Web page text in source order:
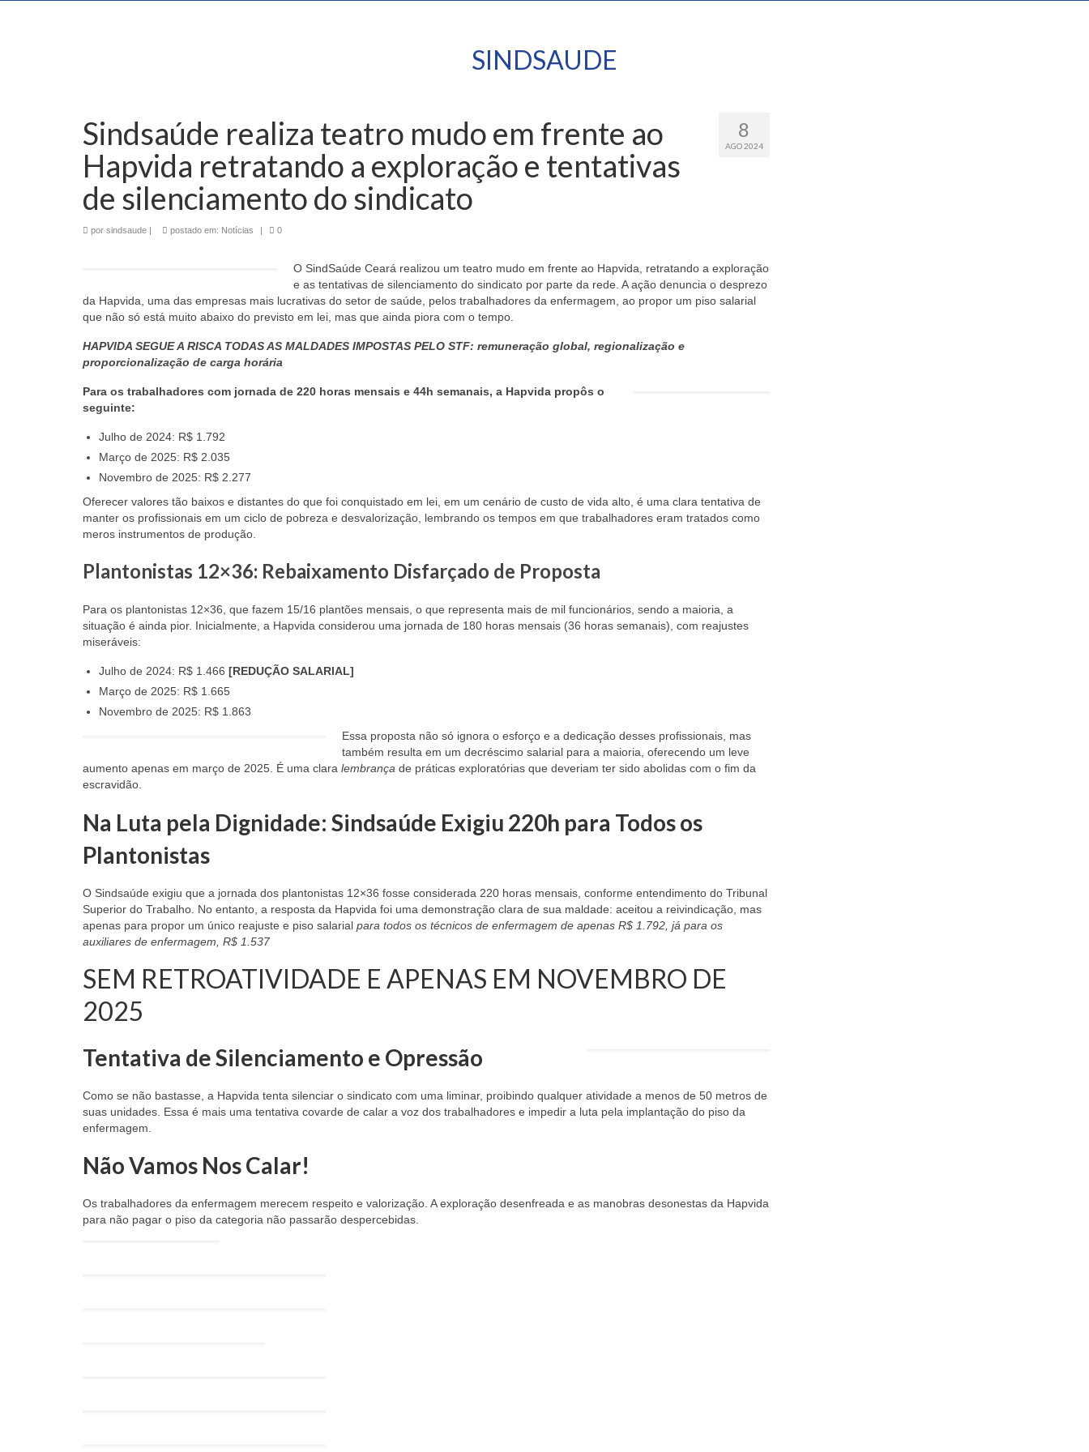
SINDSAUDE
8
AGO 2024
Sindsaúde realiza teatro mudo em frente ao
Hapvida retratando a exploração e tentativas
de silenciamento do sindicato
por sindsaude | postado em: Notícias | 0
O SindSaúde Ceará realizou um teatro mudo em frente ao Hapvida, retratando a exploração
e as tentativas de silenciamento do sindicato por parte da rede. A ação denuncia o desprezo
da Hapvida, uma das empresas mais lucrativas do setor de saúde, pelos trabalhadores da enfermagem, ao propor um piso salarial
que não só está muito abaixo do previsto em lei, mas que ainda piora com o tempo.
HAPVIDA SEGUE A RISCA TODAS AS MALDADES IMPOSTAS PELO STF: remuneração global, regionalização e
proporcionalização de carga horária
Para os trabalhadores com jornada de 220 horas mensais e 44h semanais, a Hapvida propôs o
seguinte:
Julho de 2024: R$ 1.792
Março de 2025: R$ 2.035
Novembro de 2025: R$ 2.277
Oferecer valores tão baixos e distantes do que foi conquistado em lei, em um cenário de custo de vida alto, é uma clara tentativa de
manter os profissionais em um ciclo de pobreza e desvalorização, lembrando os tempos em que trabalhadores eram tratados como
meros instrumentos de produção.
Plantonistas 12×36: Rebaixamento Disfarçado de Proposta
Para os plantonistas 12×36, que fazem 15/16 plantões mensais, o que representa mais de mil funcionários, sendo a maioria, a
situação é ainda pior. Inicialmente, a Hapvida considerou uma jornada de 180 horas mensais (36 horas semanais), com reajustes
miseráveis:
Julho de 2024: R$ 1.466 [REDUÇÃO SALARIAL]
Março de 2025: R$ 1.665
Novembro de 2025: R$ 1.863
Essa proposta não só ignora o esforço e a dedicação desses profissionais, mas
também resulta em um decréscimo salarial para a maioria, oferecendo um leve
aumento apenas em março de 2025. É uma clara lembrança de práticas exploratórias que deveriam ter sido abolidas com o fim da
escravidão.
Na Luta pela Dignidade: Sindsaúde Exigiu 220h para Todos os
Plantonistas
O Sindsaúde exigiu que a jornada dos plantonistas 12×36 fosse considerada 220 horas mensais, conforme entendimento do Tribunal
Superior do Trabalho. No entanto, a resposta da Hapvida foi uma demonstração clara de sua maldade: aceitou a reivindicação, mas
apenas para propor um único reajuste e piso salarial para todos os técnicos de enfermagem de apenas R$ 1.792, já para os
auxiliares de enfermagem, R$ 1.537
SEM RETROATIVIDADE E APENAS EM NOVEMBRO DE
2025
Tentativa de Silenciamento e Opressão
Como se não bastasse, a Hapvida tenta silenciar o sindicato com uma liminar, proibindo qualquer atividade a menos de 50 metros de
suas unidades. Essa é mais uma tentativa covarde de calar a voz dos trabalhadores e impedir a luta pela implantação do piso da
enfermagem.
Não Vamos Nos Calar!
Os trabalhadores da enfermagem merecem respeito e valorização. A exploração desenfreada e as manobras desonestas da Hapvida
para não pagar o piso da categoria não passarão despercebidas.